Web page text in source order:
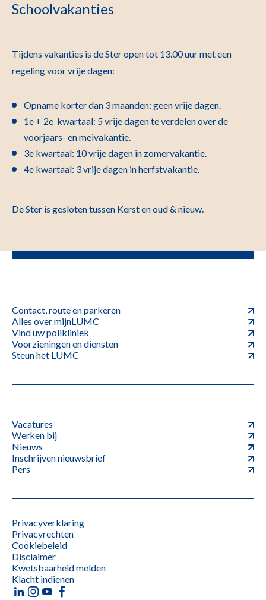
Schoolvakanties
Tijdens vakanties is de Ster open tot 13.00 uur met een
regeling voor vrije dagen:
Opname korter dan 3 maanden: geen vrije dagen.
1e + 2e kwartaal: 5 vrije dagen te verdelen over de
voorjaars- en meivakantie.
3e kwartaal: 10 vrije dagen in zomervakantie.
4e kwartaal: 3 vrije dagen in herfstvakantie.
De Ster is gesloten tussen Kerst en oud & nieuw.
Contact, route en parkeren
Alles over mijnLUMC
Vind uw polikliniek
Voorzieningen en diensten
Steun het LUMC
Vacatures
Werken bij
Nieuws
Inschrijven nieuwsbrief
Pers
Privacyverklaring
Privacyrechten
Cookiebeleid
Disclaimer
Kwetsbaarheid melden
Klacht indienen